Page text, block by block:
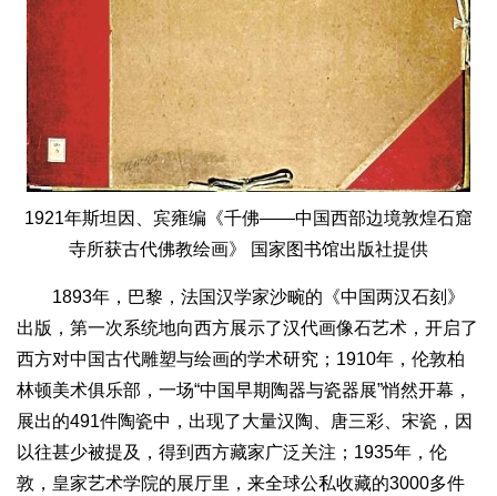
1921年斯坦因、宾雍编《千佛——中国西部边境敦煌石窟
寺所获古代佛教绘画》 国家图书馆出版社提供
1893年，巴黎，法国汉学家沙畹的《中国两汉石刻》
出版，第一次系统地向西方展示了汉代画像石艺术，开启了
西方对中国古代雕塑与绘画的学术研究；1910年，伦敦柏
林顿美术俱乐部，一场“中国早期陶器与瓷器展”悄然开幕，
展出的491件陶瓷中，出现了大量汉陶、唐三彩、宋瓷，因
以往甚少被提及，得到西方藏家广泛关注；1935年，伦
敦，皇家艺术学院的展厅里，来全球公私收藏的3000多件